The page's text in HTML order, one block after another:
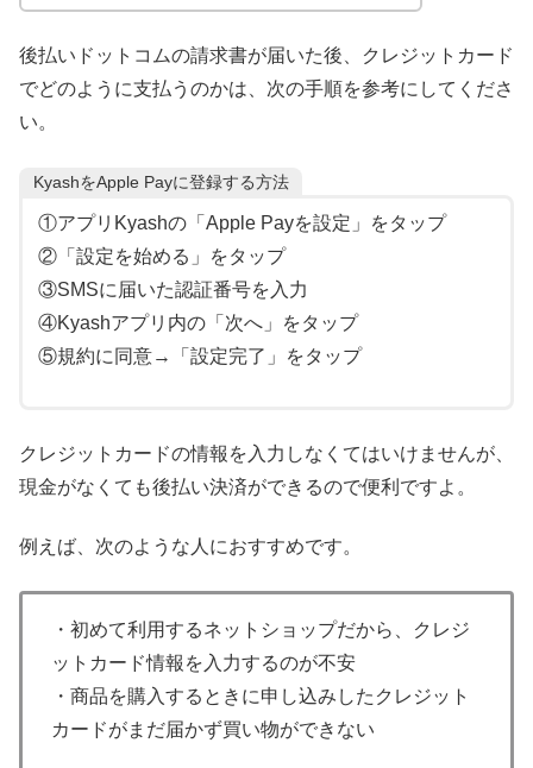
後払いドットコムの請求書が届いた後、クレジットカード
でどのように支払うのかは、次の手順を参考にしてくださ
い。
KyashをApple Payに登録する方法
①アプリKyashの「Apple Payを設定」をタップ
②「設定を始める」をタップ
③SMSに届いた認証番号を入力
④Kyashアプリ内の「次へ」をタップ
⑤規約に同意→「設定完了」をタップ
クレジットカードの情報を入力しなくてはいけませんが、
現金がなくても後払い決済ができるので便利ですよ。
例えば、次のような人におすすめです。
・初めて利用するネットショップだから、クレジ
ットカード情報を入力するのが不安
・商品を購入するときに申し込みしたクレジット
カードがまだ届かず買い物ができない